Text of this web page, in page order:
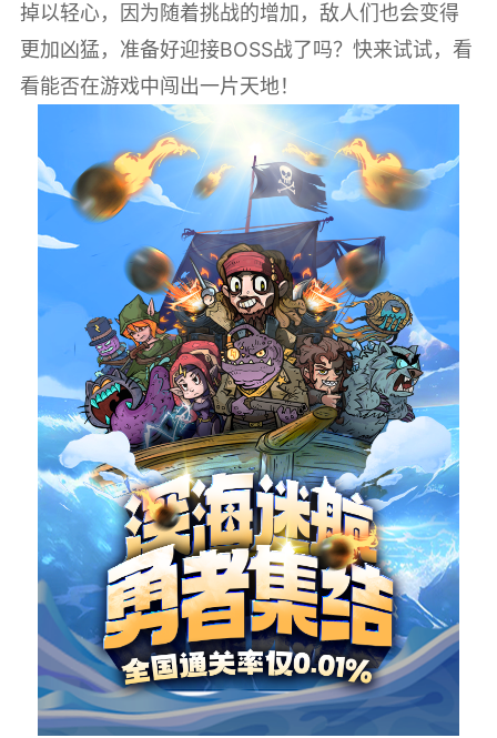
掉以轻心，因为随着挑战的增加，敌人们也会变得
更加凶猛，准备好迎接BOSS战了吗？快来试试，看
看能否在游戏中闯出一片天地！